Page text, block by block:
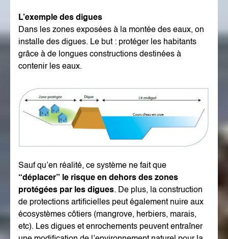
L’exemple des digues
Dans les zones exposées à la montée des eaux, on
installe des digues. Le but : protéger les habitants
grâce à de longues constructions destinées à
contenir les eaux.
Sauf qu’en réalité, ce système ne fait que
“déplacer” le risque en dehors des zones
protégées par les digues. De plus, la construction
de protections artificielles peut également nuire aux
écosystèmes côtiers (mangrove, herbiers, marais,
etc). Les digues et enrochements peuvent entraîner